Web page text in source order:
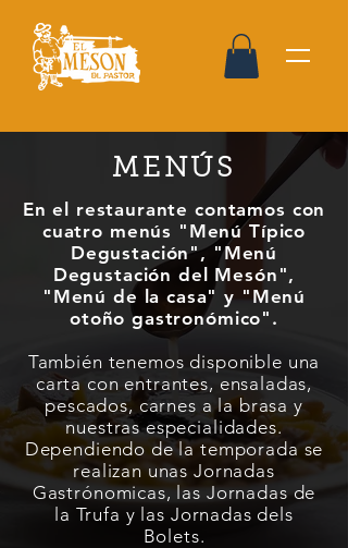
MENÚS
En el restaurante contamos con
cuatro menús "Menú Típico
Degustación", "Menú
Degustación del Mesón",
"Menú de la casa" y "Menú
otoño gastronómico".
También tenemos disponible una
carta con entrantes, ensaladas,
pescados, carnes a la brasa y
nuestras especialidades.
Dependiendo de la temporada se
realizan unas Jornadas
Gastrónomicas, las Jornadas de
la Trufa y las Jornadas dels
Bolets.